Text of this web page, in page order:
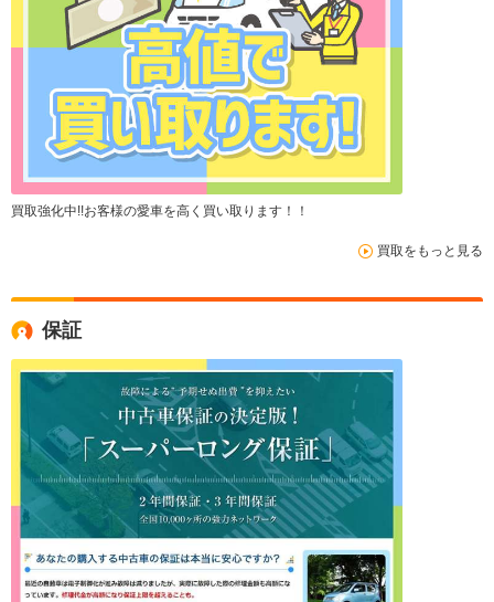
買取強化中!!お客様の愛車を高く買い取ります！！
買取をもっと見る
保証